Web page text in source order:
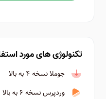
تکنولوژی های مورد
جوملا نسخه ۴ به بالا
وردپرس نسخه ۶ به بالا